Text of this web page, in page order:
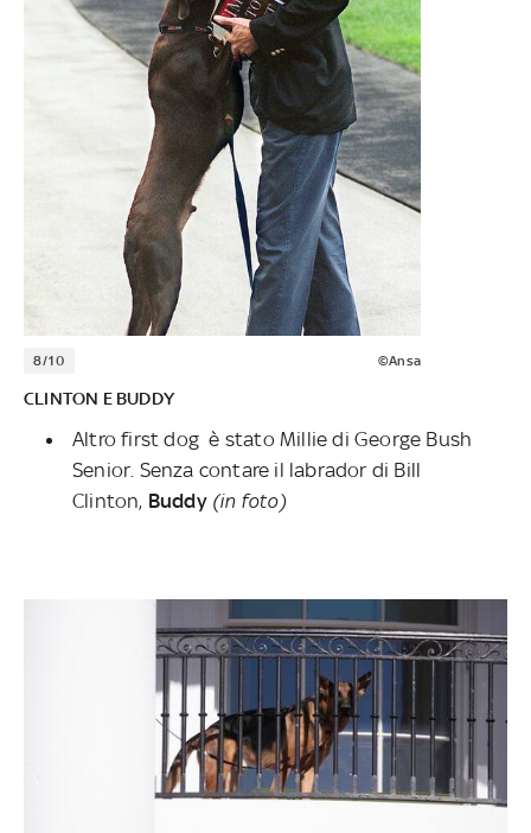
8/10 ©Ansa
CLINTON E BUDDY
Altro first dog è stato Millie di George Bush
Senior. Senza contare il labrador di Bill
Clinton, Buddy(in foto)